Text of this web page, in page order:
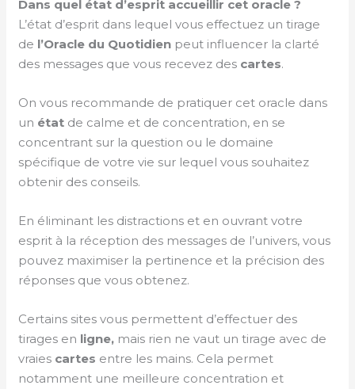
Dans quel état d’esprit accueillir cet oracle ?
L’état d’esprit dans lequel vous effectuez un tirage
de l’Oracle du Quotidien peut influencer la clarté
des messages que vous recevez des cartes.
On vous recommande de pratiquer cet oracle dans
un état de calme et de concentration, en se
concentrant sur la question ou le domaine
spécifique de votre vie sur lequel vous souhaitez
obtenir des conseils.
En éliminant les distractions et en ouvrant votre
esprit à la réception des messages de l’univers, vous
pouvez maximiser la pertinence et la précision des
réponses que vous obtenez.
Certains sites vous permettent d’effectuer des
tirages en ligne, mais rien ne vaut un tirage avec de
vraies cartes entre les mains. Cela permet
notamment une meilleure concentration et